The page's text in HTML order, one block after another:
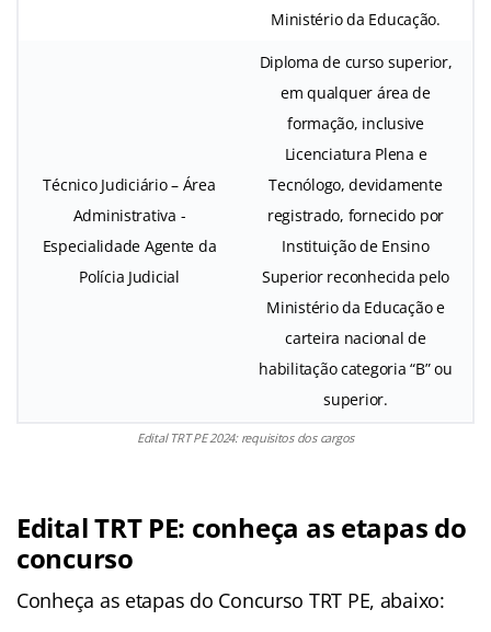
Ministério da Educação.
Técnico Judiciário – Área
Administrativa -
Especialidade Agente da
Polícia Judicial
Diploma de curso superior,
em qualquer área de
formação, inclusive
Licenciatura Plena e
Tecnólogo, devidamente
registrado, fornecido por
Instituição de Ensino
Superior reconhecida pelo
Ministério da Educação e
carteira nacional de
habilitação categoria “B” ou
superior.
Edital TRT PE 2024: requisitos dos cargos
Edital TRT PE: conheça as etapas do
concurso
Conheça as etapas do Concurso TRT PE, abaixo: